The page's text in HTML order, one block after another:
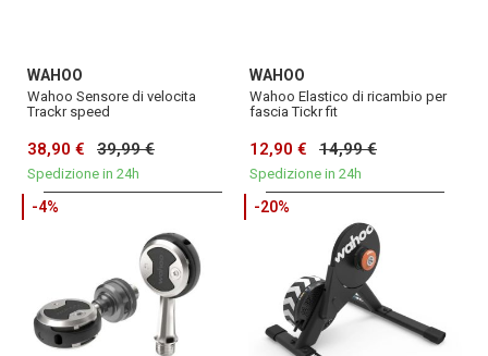
WAHOO
Wahoo Sensore di velocita
Trackr speed
38,90 € 39,99 €
Spedizione in 24h
WAHOO
Wahoo Elastico di ricambio per
fascia Tickr fit
12,90 € 14,99 €
Spedizione in 24h
-4% -20%